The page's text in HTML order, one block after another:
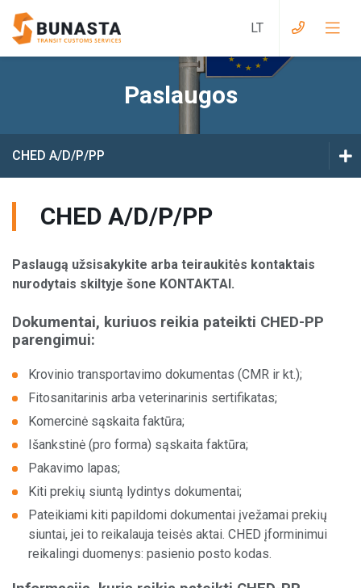
Krovinių dokumentai į Didžiąją Britaniją
Krovinių dokumentai iš Didžiosios Britanijos į
Sąjungą
Sąjungos į ES
Sandėliavimo paslaugos
Vilkikų stovėjimo aikštelės
Apie mus
Paslaugos
CHED A/D/P/PP
CHED A/D/P/PP
T2
CHED A/D/P/PP
Paslaugą užsisakykite arba teiraukitės kontaktais
nurodytais skiltyje šone KONTAKTAI.
Dokumentai, kuriuos reikia pateikti CHED-PP
parengimui:
Krovinio transportavimo dokumentas (CMR ir kt.);
Fitosanitarinis arba veterinarinis sertifikatas;
Komercinė sąskaita faktūra;
Išankstinė (pro forma) sąskaita faktūra;
Pakavimo lapas;
Kiti prekių siuntą lydintys dokumentai;
Pateikiami kiti papildomi dokumentai įvežamai prekių
siuntai, jei to reikalauja teisės aktai. CHED įforminimui
reikalingi duomenys: pasienio posto kodas.